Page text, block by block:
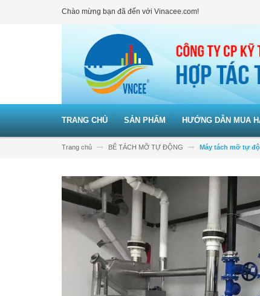
Chào mừng bạn đã đến với Vinacee.com!
TRANG CHỦ SẢN PHẨM HƯỚNG DẪN MUA
Trang chủ BỂ TÁCH MỠ TỰ ĐỘNG Máy tách mỡ tự